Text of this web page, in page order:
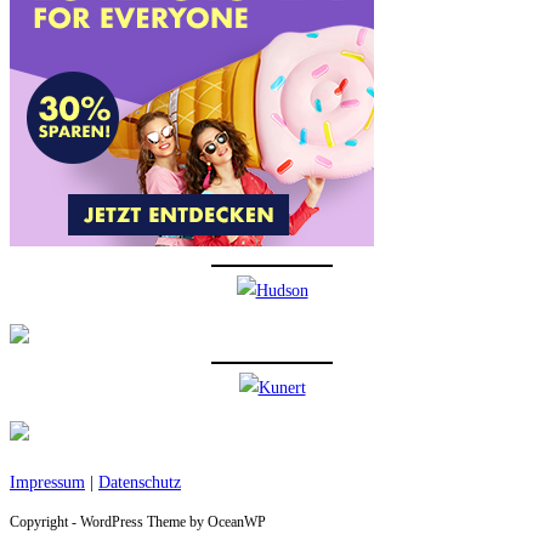
Impressum Datenschutz
Copyright - WordPress Theme by OceanWP